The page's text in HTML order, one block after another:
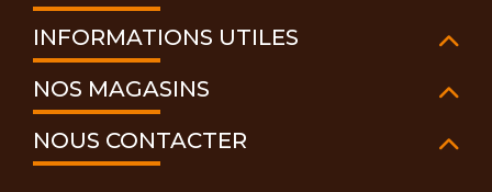
INFORMATIONS UTILES
NOS MAGASINS
NOUS CONTACTER